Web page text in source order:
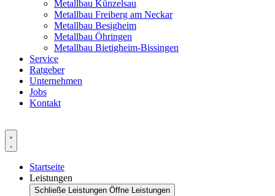
Metallbau Künzelsau
Metallbau Freiberg am Neckar
Metallbau Besigheim
Metallbau Öhringen
Metallbau Bietigheim-Bissingen
Service
Ratgeber
Unternehmen
Jobs
Kontakt
Startseite
Leistungen
Schließe Leistungen Öffne Leistungen